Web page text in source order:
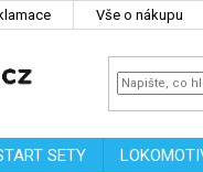
Vše o nákupu
SETY